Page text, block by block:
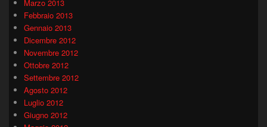
Marzo 2013
Febbraio 2013
Gennaio 2013
Dicembre 2012
Novembre 2012
Ottobre 2012
Settembre 2012
Agosto 2012
Luglio 2012
Giugno 2012